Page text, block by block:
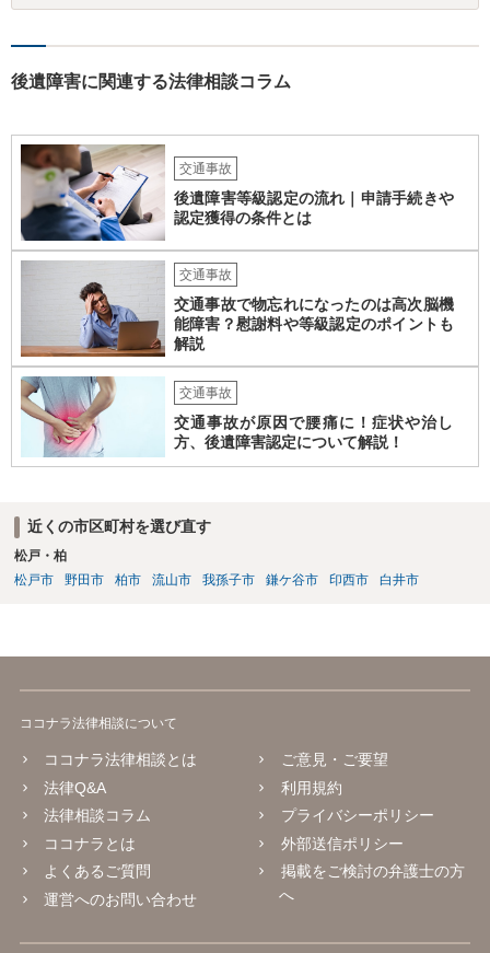
分かりませんが、資力に応じた対応をして行くほかありません。 訴訟
ャラクターの問題もあるので、どうすればよいのかという正解はあり
合によっては交渉を任せた方がいいかもしれません。
後遺障害に関連する法律相談コラム
交通事故
後遺障害等級認定の流れ｜申請手続きや
認定獲得の条件とは
交通事故
交通事故で物忘れになったのは高次脳機
能障害？慰謝料や等級認定のポイントも
解説
交通事故
交通事故が原因で腰痛に！症状や治し
方、後遺障害認定について解説！
近くの市区町村を選び直す
松戸・柏
松戸市
野田市 柏市 流山市 我孫子市 鎌ケ谷市 印西市 白井市
ココナラ法律相談について
ココナラ法律相談とは
法律Q&A
法律相談コラム
ココナラとは
よくあるご質問
運営へのお問い合わせ
ご意見・ご要望
利用規約
プライバシーポリシー
外部送信ポリシー
掲載をご検討の弁護士の方
へ